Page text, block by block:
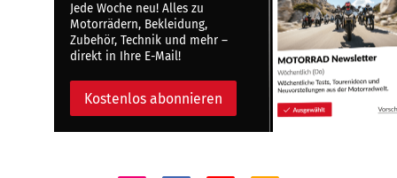
Jede Woche neu! Alles zu
Motorrädern, Bekleidung,
Zubehör, Technik und mehr –
direkt in Ihre E-Mail!
Kostenlos abonnieren